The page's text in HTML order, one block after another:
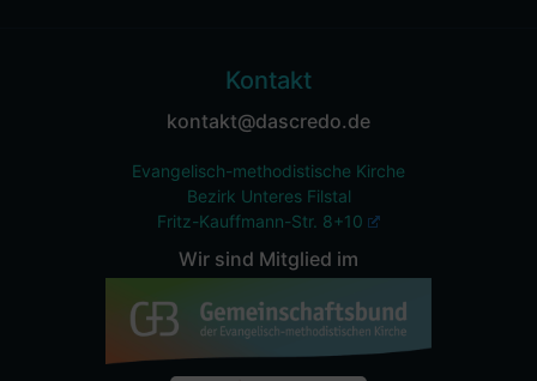
Kontakt
kontakt@dascredo.de
Evangelisch-methodistische Kirche
Bezirk Unteres Filstal
Fritz-Kauffmann-Str. 8+10
Wir sind Mitglied im